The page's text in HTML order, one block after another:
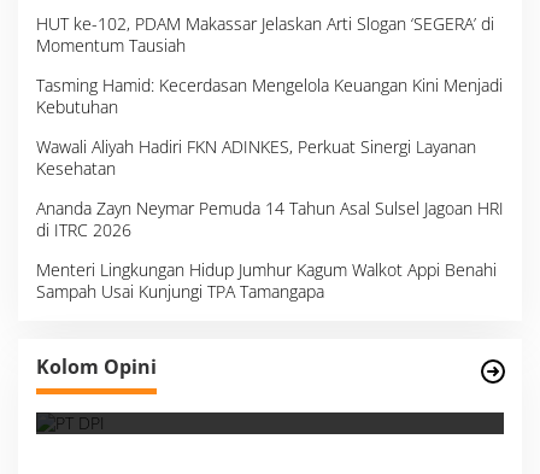
HUT ke-102, PDAM Makassar Jelaskan Arti Slogan ‘SEGERA’ di
Momentum Tausiah
Tasming Hamid: Kecerdasan Mengelola Keuangan Kini Menjadi
Kebutuhan
Wawali Aliyah Hadiri FKN ADINKES, Perkuat Sinergi Layanan
Kesehatan
Ananda Zayn Neymar Pemuda 14 Tahun Asal Sulsel Jagoan HRI
di ITRC 2026
Menteri Lingkungan Hidup Jumhur Kagum Walkot Appi Benahi
Sampah Usai Kunjungi TPA Tamangapa
Kolom Opini
Membaca Realitas